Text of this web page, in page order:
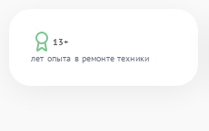
13+
лет опыта в ремонте техники